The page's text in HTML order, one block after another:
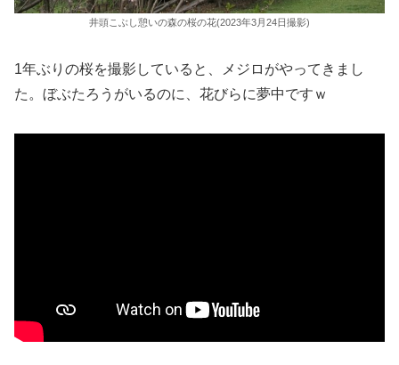
井頭こぶし憩いの森の桜の花(2023年3月24日撮影)
1年ぶりの桜を撮影していると、メジロがやってきまし
た。ぼぶたろうがいるのに、花びらに夢中ですｗ